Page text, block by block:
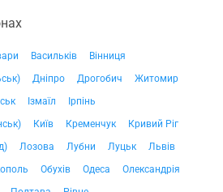
Васильків
Вінниця
Дніпро Дрогобич
Житомир
Ізмаїл
Ірпінь
Київ Кременчук
Кривий Ріг
Лозова Лубни Луцьк
Львів
Обухів Одеса
Олександрія